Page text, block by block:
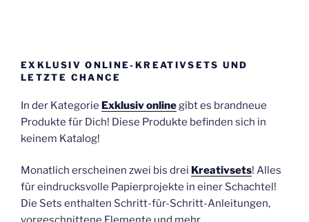
EXKLUSIV ONLINE-KREATIVSETS UND
LETZTE CHANCE
In der Kategorie Exklusiv onlinegibt es brandneue
Produkte für Dich! Diese Produkte befinden sich in
keinem Katalog!
Monatlich erscheinen zwei bis drei Kreativsets! Alles
für eindrucksvolle Papierprojekte in einer Schachtel!
Die Sets enthalten Schritt-für-Schritt-Anleitungen,